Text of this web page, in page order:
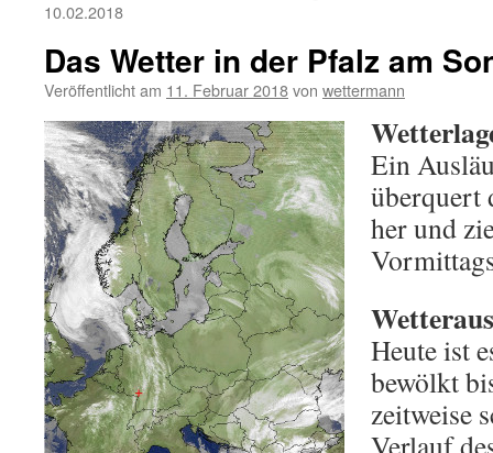
10.02.2018
Das Wetter in der Pfalz am
Veröffentlicht am 11. Februar 2018von wettermann
Ein
überquert
her und
Heute ist
bewölkt
zeitweise
Verlauf